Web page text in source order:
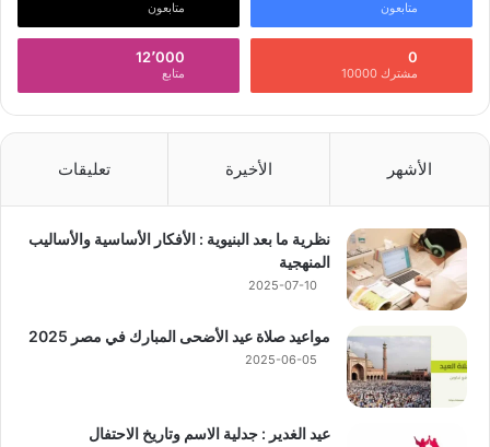
متابعون متابعون
0
مشترك 10000
12٬000
متابع
الأشهر الأخيرة تعليقات
نظرية ما بعد البنيوية : الأفكار الأساسية والأساليب
المنهجية
2025-07-10
مواعيد صلاة عيد الأضحى المبارك في مصر 2025
2025-06-05
عيد الغدير : جدلية الاسم وتاريخ الاحتفال